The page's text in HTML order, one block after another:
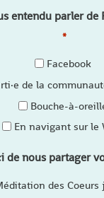
*
Facebook
de la
Bouche-à-
En navigant sur le
de nous partager
des Coeurs